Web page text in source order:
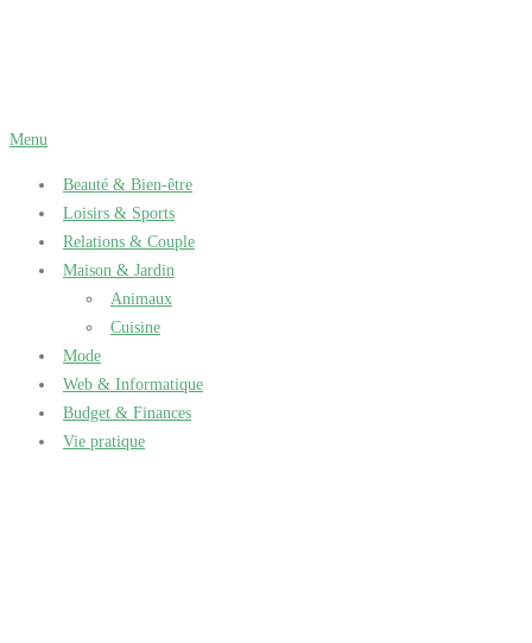
Menu
Beauté & Bien-être
Loisirs & Sports
Relations & Couple
Maison & Jardin
Animaux
Cuisine
Mode
Web & Informatique
Budget & Finances
Vie pratique